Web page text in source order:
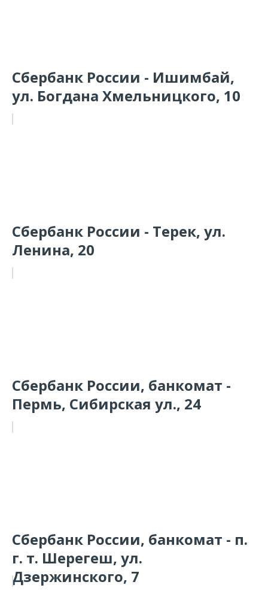
Сбербанк России - Ишимбай,
ул. Богдана Хмельницкого, 10
Сбербанк России - Терек, ул.
Ленина, 20
Сбербанк России, банкомат -
Пермь, Сибирская ул., 24
Сбербанк России, банкомат - п.
г. т. Шерегеш, ул.
Дзержинского, 7